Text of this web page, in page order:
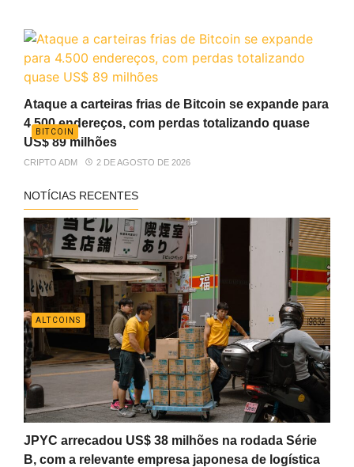
BITCOIN
Ataque a carteiras frias de Bitcoin se expande para
4.500 endereços, com perdas totalizando quase
US$ 89 milhões
CRIPTO ADM 2 DE AGOSTO DE 2026
NOTÍCIAS RECENTES
ALTCOINS
JPYC arrecadou US$ 38 milhões na rodada Série
B, com a relevante empresa japonesa de logística